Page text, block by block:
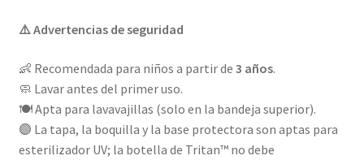
⚠️ Advertencias de seguridad
👶 Recomendada para niños a partir de 3 años.
🧼 Lavar antes del primer uso.
🍽️ Apta para lavavajillas (solo en la bandeja superior).
🟣 La tapa, la boquilla y la base protectora son aptas para
esterilizador UV; la botella de Tritan™ no debe